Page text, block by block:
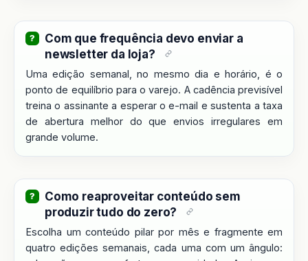
Com que frequência devo enviar a
newsletter da loja?
Uma edição semanal, no mesmo dia e horário, é o
ponto de equilíbrio para o varejo. A cadência previsível
treina o assinante a esperar o e-mail e sustenta a taxa
de abertura melhor do que envios irregulares em
grande volume.
Como reaproveitar conteúdo sem
produzir tudo do zero?
Escolha um conteúdo pilar por mês e fragmente em
quatro edições semanais, cada uma com um ângulo: